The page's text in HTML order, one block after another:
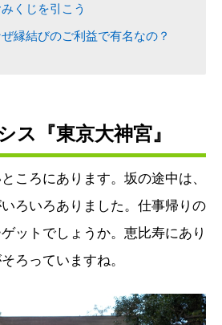
くじを引こう
縁結びのご利益で有名なの？
ス『東京大神宮』
ころにあります。坂の途中は、
ろいろありました。仕事帰りの
ットでしょうか。恵比寿にあり
ろっていますね。